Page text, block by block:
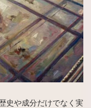
史や成分だけでなく実